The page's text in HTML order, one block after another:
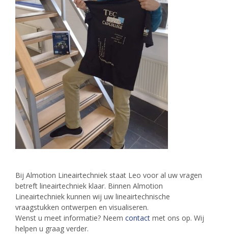
Bij Almotion Lineairtechniek staat Leo voor al uw vragen
betreft lineairtechniek klaar. Binnen Almotion
Lineairtechniek kunnen wij uw lineairtechnische
vraagstukken ontwerpen en visualiseren.
Wenst u meet informatie? Neem contact met ons op. Wij
helpen u graag verder.